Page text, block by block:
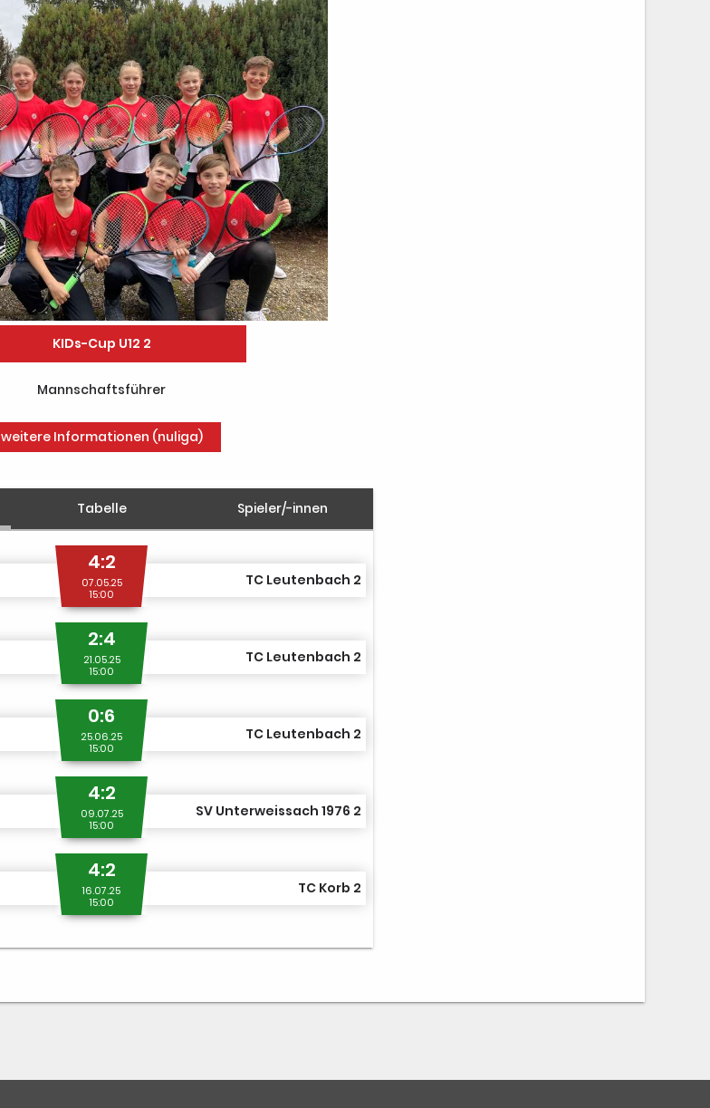
KIDs-Cup U12 2
Mannschaftsführer
weitere Informationen (nuliga)
Tabelle Spieler/-innen
4:2
07.05.25
15:00
TC Leutenbach 2
2:4
21.05.25
15:00
TC Leutenbach 2
0:6
25.06.25
15:00
TC Leutenbach 2
4:2
09.07.25
15:00
SV Unterweissach 1976 2
4:2
16.07.25
15:00
TC Korb 2